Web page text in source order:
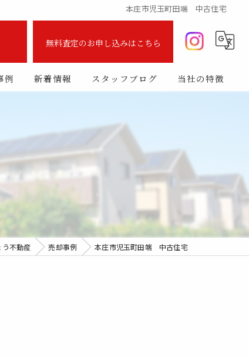
本庄市児玉町田端 中古住宅
無料査定のお申し込みはこちら
例 新着情報 スタッフブログ 当社の特徴
購入
売買
買取
不動産 売却事例 本庄市児玉町田端 中古住宅